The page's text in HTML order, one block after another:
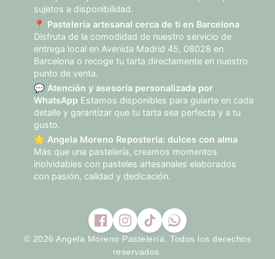
sujetos a disponibilidad.
📍 Pastelería artesanal cerca de ti en Barcelona
Disfruta de la comodidad de nuestro servicio de
entrega local en Avenida Madrid 45, 08028 en
Barcelona o recoge tu tarta directamente en nuestro
punto de venta.
💬 Atención y asesoría personalizada por
WhatsApp Estamos disponibles para guiarte en cada
detalle y garantizar que tu tarta sea perfecta y a tu
gusto.
🌟 Angela Moreno Repostería: dulces con alma
Más que una pastelería, creamos momentos
inolvidables con pasteles artesanales elaborados
con pasión, calidad y dedicación.
© 2026 Angela Moreno Pastelería. Todos los derechos
reservados.